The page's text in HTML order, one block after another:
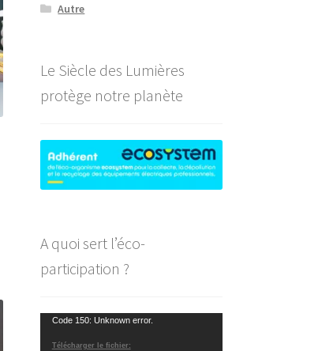
Autre
Le Siècle des Lumières
protège notre planète
A quoi sert l’éco-
participation ?
Lecteur
vidéo
Code 150: Unknown error.
Télécharger le fichier: